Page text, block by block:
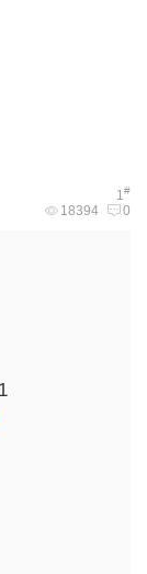
1#
18394 0